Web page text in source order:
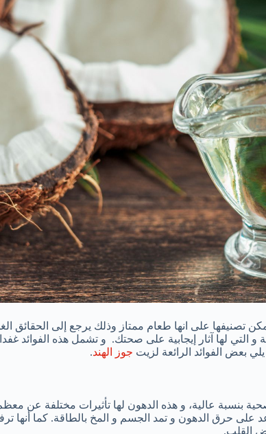
تصنيفها على انها طعام ممتاز وذلك يرجع إلى الحقائق
التي لها آثار إيجابية على صحتك. و تشمل هذه الفوائد
بعض الفوائد الرائعة لزيت جوز الهند.
بنسبة عالية، و هذه الدهون لها تأثيرات مختلفة عن
على حرق الدهون و تمد الجسم و المخ بالطاقة. كما أنها
القلب.